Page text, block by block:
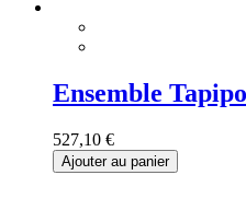
Ensemble
527,10 €
Ajouter au panier